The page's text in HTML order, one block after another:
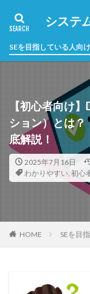
システ
SEを目指している人向け
【初心者向け】
ション）とは
底解説！
2025年7月16日
わかりやすい, 初心
HOME SEを目